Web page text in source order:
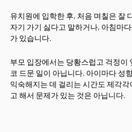
유치원에 입학한 후, 처음 며칠은 잘
자기 가기 싫다고 말하거나, 아침마
가 있습니다.
부모 입장에서는 당황스럽고 걱정이
코 드문 일이 아닙니다. 아이마다 성
익숙해지는 데 걸리는 시간도 제각
고 해서 문제가 있는 것은 아닙니다.